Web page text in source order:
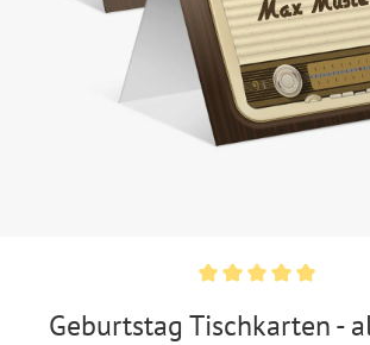
Geburtstag Tischkarten -